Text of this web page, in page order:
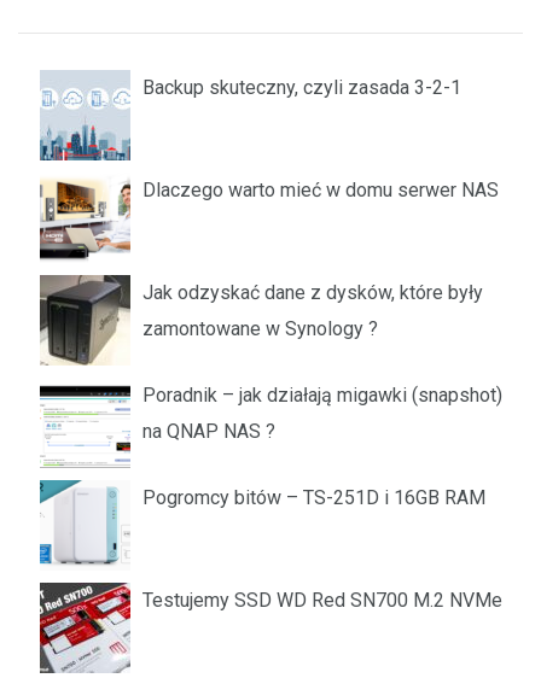
Backup skuteczny, czyli zasada 3-2-1
Dlaczego warto mieć w domu serwer NAS
Jak odzyskać dane z dysków, które były
zamontowane w Synology ?
Poradnik – jak działają migawki (snapshot)
na QNAP NAS ?
Pogromcy bitów – TS-251D i 16GB RAM
Testujemy SSD WD Red SN700 M.2 NVMe